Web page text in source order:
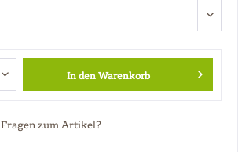
In denWarenkorb
Fragen zum Artikel?